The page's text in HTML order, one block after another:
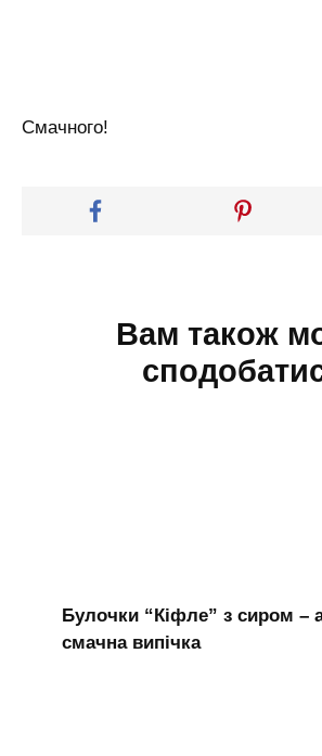
Смачного!
Вам також
Булочки “Кіфле” з сиром –
смачна випічка